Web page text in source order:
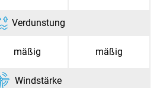
Verdunstung
mäßig mäßig
Windstärke